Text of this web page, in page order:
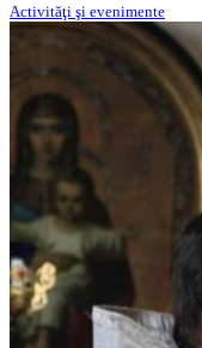
Activităţi şi evenimente